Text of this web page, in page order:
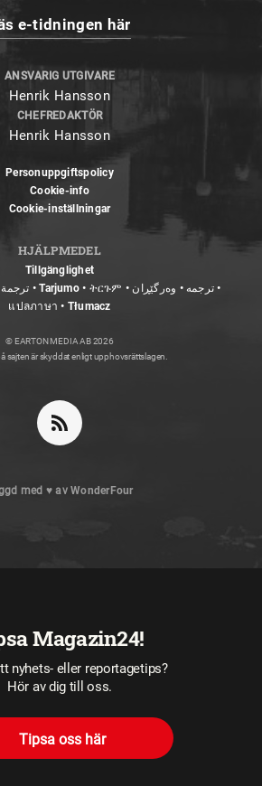
e-tidningen här
ANSVARIG UTGIVARE
Henrik Hansson
CHEFREDAKTÖR
Henrik Hansson
Personuppgiftspolicy
Cookie-info
Cookie-inställningar
HJÄLPMEDEL
Tillgänglighet
แปลภาษา • Tłumacz
© EARTON MEDIA AB 2026
sajten är skyddat enligt upphovsrättslagen.
med ♥ avWonderFour
Magazin24!
nyhets- eller reportagetips?
Hör av dig till oss.
Tipsa oss här